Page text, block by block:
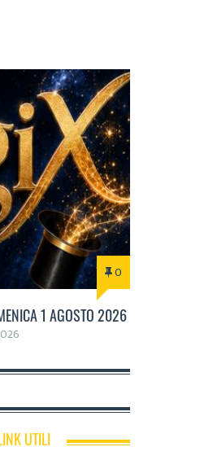
0
1 AGOSTO 2026
UTILI